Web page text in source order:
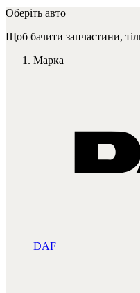
Оберіть авто
Щоб бачити запчастини,
Марка
DAF